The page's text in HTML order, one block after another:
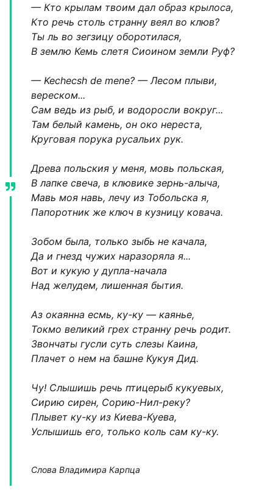
— Кто крылам твоим дал образ крылоса,
Кто речь столь странну веял во клюв?
Ты ль во зегзицу оборотилася,
В землю Кемь слетя Сиоином земли Руф?
— Kechecsh de mene? — Лесом плыви,
вереском...
Сам ведь из рыб, и водоросли вокруг...
Там белый камень, он око нереста,
Круговая порука русальих рук.
Древа польския у меня, мовь польская,
В лапке свеча, в клювике зернь-алыча,
Мавь моя навь, лечу из Тобольска я,
Папоротник же ключ в кузницу ковача.
Зобом была, только зыбь не качала,
Да и гнезд чужих наразоряла я...
Вот и кукую у дупла-начала
Над желудем, лишенная бытия.
Аз окаянна есмь, ку-ку — каянье,
Токмо великий грех странну речь родит.
Звончаты гусли суть слезы Каина,
Плачет о нем на башне Кукуя Дид.
Чу! Слышишь речь птицерыб кукуевых,
Сирию сирен, Сорию-Нил-реку?
Плывет ку-ку из Киева-Куева,
Услышишь его, только коль сам ку-ку.
Слова Владимира Карпца